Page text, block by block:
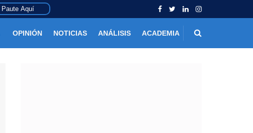
Paute Aquí
OPINIÓN NOTICIAS ANÁLISIS ACADEMIA